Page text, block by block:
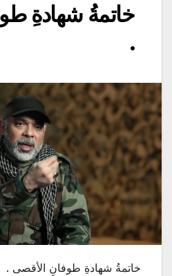
خاتمةُ شهادةِ
.
خاتمةُ شهادةِ طوفانِ الأقصى .